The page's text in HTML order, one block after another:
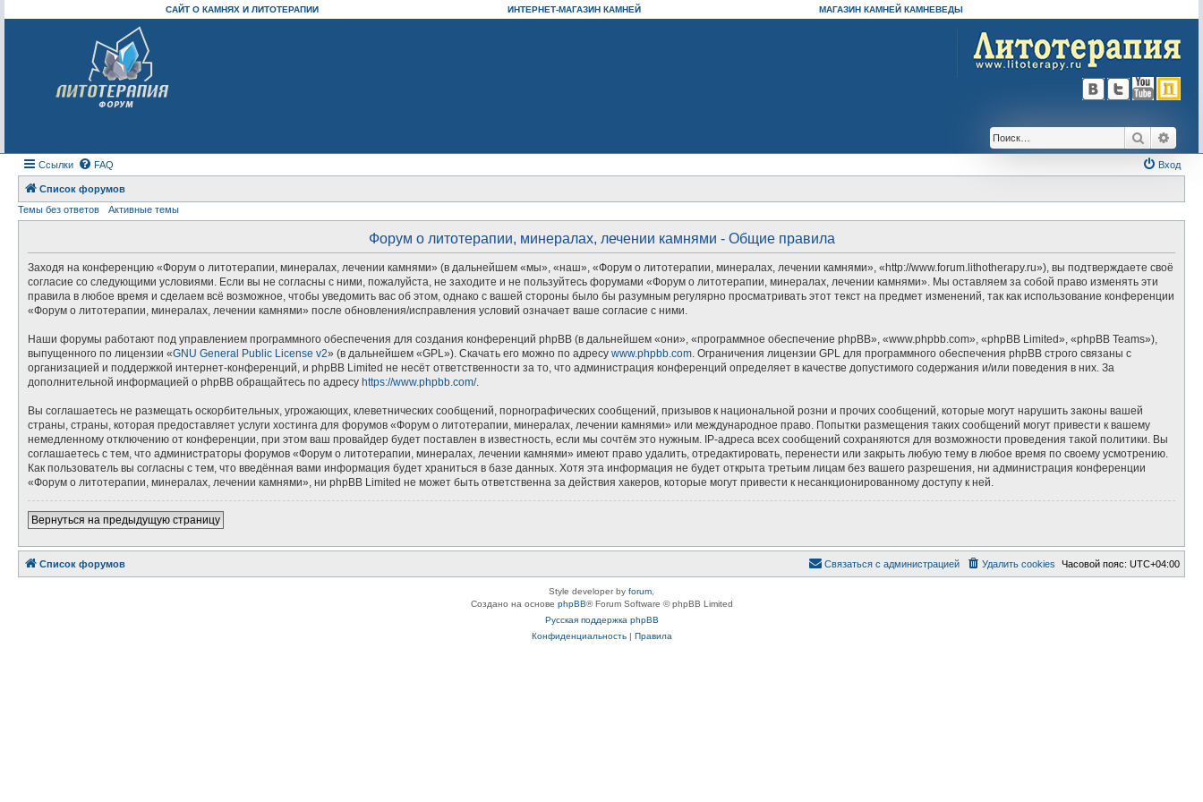
САЙТ О КАМНЯХ И ЛИТОТЕРАПИИ ИНТЕРНЕТ-МАГАЗИН КАМНЕЙ МАГАЗИН КАМНЕЙ КАМНЕВЕДЫ
Поиск
Ссылки FAQ Вход
Список форумов
Темы без ответов
Активные темы
Форум о литотерапии, минералах, лечении камнями - Общие правила
Заходя на конференцию «Форум о литотерапии, минералах, лечении камнями» (в дальнейшем «мы», «наш», «Форум о литотерапии, минералах, лечении камнями», «http://www.forum.lithotherapy.ru»), вы подтверждаете своё
согласие со следующими условиями. Если вы не согласны с ними, пожалуйста, не заходите и не пользуйтесь форумами «Форум о литотерапии, минералах, лечении камнями». Мы оставляем за собой право изменять эти
правила в любое время и сделаем всё возможное, чтобы уведомить вас об этом, однако с вашей стороны было бы разумным регулярно просматривать этот текст на предмет изменений, так как использование конференции
«Форум о литотерапии, минералах, лечении камнями» после обновления/исправления условий означает ваше согласие с ними.
Наши форумы работают под управлением программного обеспечения для создания конференций phpBB (в дальнейшем «они», «программное обеспечение phpBB», «www.phpbb.com», «phpBB Limited», «phpBB Teams»),
выпущенного по лицензии «GNU General Public License v2» (в дальнейшем «GPL»). Скачать его можно по адресу www.phpbb.com. Ограничения лицензии GPL для программного обеспечения phpBB строго связаны с
организацией и поддержкой интернет-конференций, и phpBB Limited не несёт ответственности за то, что администрация конференций определяет в качестве допустимого содержания и/или поведения в них. За
дополнительной информацией о phpBB обращайтесь по адресу https://www.phpbb.com/.
Вы соглашаетесь не размещать оскорбительных, угрожающих, клеветнических сообщений, порнографических сообщений, призывов к национальной розни и прочих сообщений, которые могут нарушить законы вашей
страны, страны, которая предоставляет услуги хостинга для форумов «Форум о литотерапии, минералах, лечении камнями» или международное право. Попытки размещения таких сообщений могут привести к вашему
немедленному отключению от конференции, при этом ваш провайдер будет поставлен в известность, если мы сочтём это нужным. IP-адреса всех сообщений сохраняются для возможности проведения такой политики. Вы
соглашаетесь с тем, что администраторы форумов «Форум о литотерапии, минералах, лечении камнями» имеют право удалить, отредактировать, перенести или закрыть любую тему в любое время по своему усмотрению.
Как пользователь вы согласны с тем, что введённая вами информация будет храниться в базе данных. Хотя эта информация не будет открыта третьим лицам без вашего разрешения, ни администрация конференции
«Форум о литотерапии, минералах, лечении камнями», ни phpBB Limited не может быть ответственна за действия хакеров, которые могут привести к несанкционированному доступу к ней.
Вернуться на предыдущую страницу
Список форумов Часовой пояс: UTC+04:00
Удалить cookies
Связаться с администрацией
Style developer by forum
Создано на основе phpBB® Forum Software © phpBB Limited
Русская поддержка phpBB
Конфиденциальность| Правила